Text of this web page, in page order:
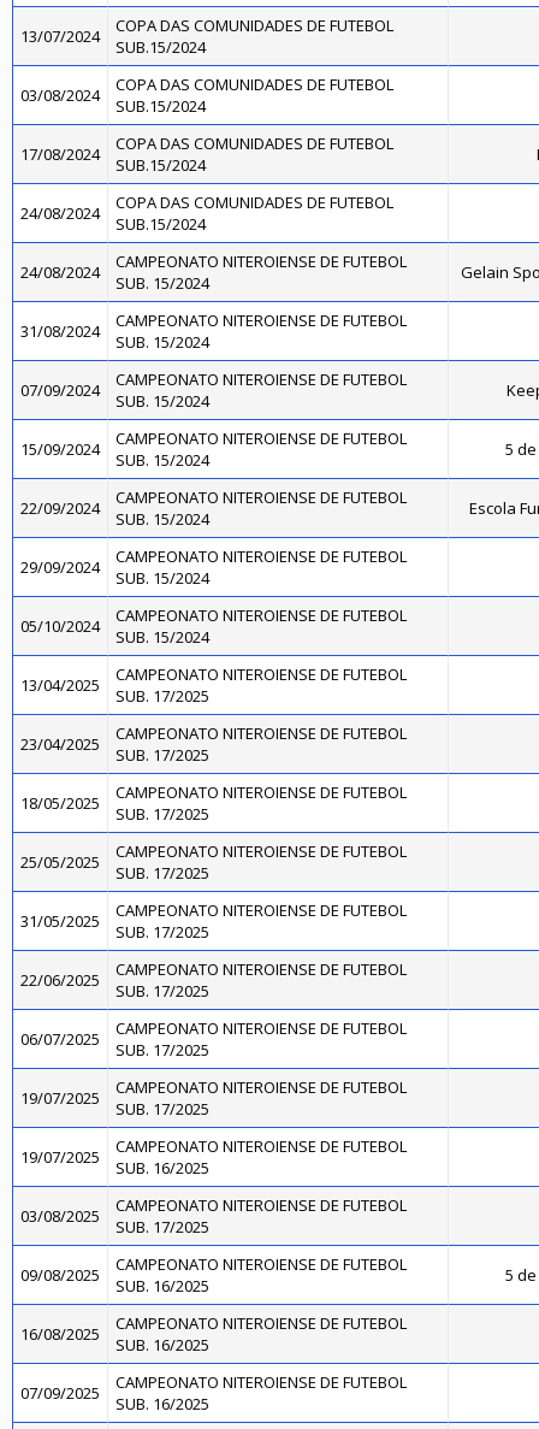
13/07/2024
COPA DAS COMUNIDADES DE FUTEBOL
SUB.15/2024
03/08/2024
COPA DAS COMUNIDADES DE FUTEBOL
SUB.15/2024
17/08/2024
COPA DAS COMUNIDADES DE FUTEBOL
SUB.15/2024
24/08/2024
COPA DAS COMUNIDADES DE FUTEBOL
SUB.15/2024
24/08/2024
CAMPEONATO NITEROIENSE DE FUTEBOL
SUB. 15/2024
Gelain
31/08/2024
CAMPEONATO NITEROIENSE DE FUTEBOL
SUB. 15/2024
07/09/2024
CAMPEONATO NITEROIENSE DE FUTEBOL
SUB. 15/2024
15/09/2024
CAMPEONATO NITEROIENSE DE FUTEBOL
SUB. 15/2024
5 de
22/09/2024
CAMPEONATO NITEROIENSE DE FUTEBOL
SUB. 15/2024
Escola
29/09/2024
CAMPEONATO NITEROIENSE DE FUTEBOL
SUB. 15/2024
05/10/2024
CAMPEONATO NITEROIENSE DE FUTEBOL
SUB. 15/2024
13/04/2025
CAMPEONATO NITEROIENSE DE FUTEBOL
SUB. 17/2025
23/04/2025
CAMPEONATO NITEROIENSE DE FUTEBOL
SUB. 17/2025
18/05/2025
CAMPEONATO NITEROIENSE DE FUTEBOL
SUB. 17/2025
25/05/2025
CAMPEONATO NITEROIENSE DE FUTEBOL
SUB. 17/2025
31/05/2025
CAMPEONATO NITEROIENSE DE FUTEBOL
SUB. 17/2025
22/06/2025
CAMPEONATO NITEROIENSE DE FUTEBOL
SUB. 17/2025
06/07/2025
CAMPEONATO NITEROIENSE DE FUTEBOL
SUB. 17/2025
19/07/2025
CAMPEONATO NITEROIENSE DE FUTEBOL
SUB. 17/2025
19/07/2025
CAMPEONATO NITEROIENSE DE FUTEBOL
SUB. 16/2025
03/08/2025
CAMPEONATO NITEROIENSE DE FUTEBOL
SUB. 17/2025
09/08/2025
CAMPEONATO NITEROIENSE DE FUTEBOL
SUB. 16/2025
5 de
16/08/2025
CAMPEONATO NITEROIENSE DE FUTEBOL
SUB. 16/2025
07/09/2025
CAMPEONATO NITEROIENSE DE FUTEBOL
SUB. 16/2025